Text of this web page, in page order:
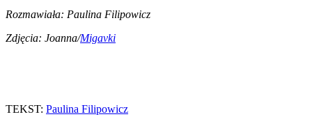
Rozmawiała: Paulina Filipowicz
Zdjęcia: Joanna/Migavki
TEKST: Paulina Filipowicz